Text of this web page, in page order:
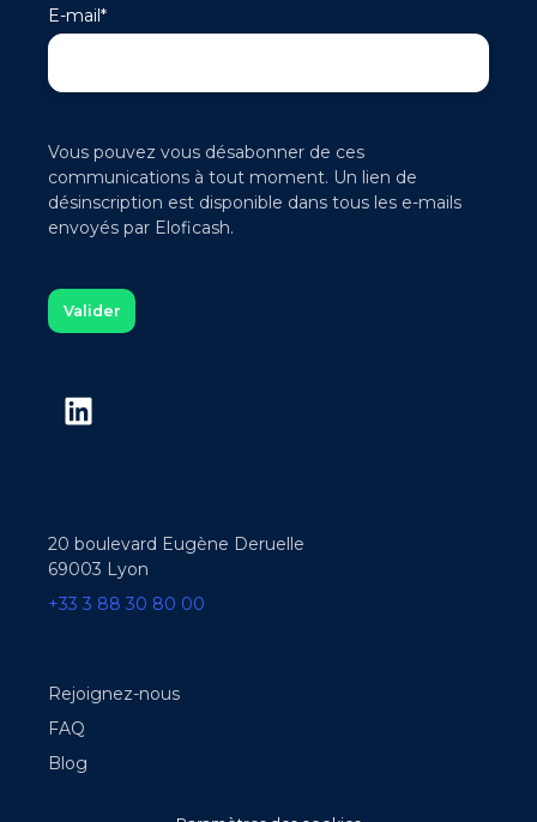
E-mail *
Vous pouvez vous désabonner de ces
communications à tout moment. Un lien de
désinscription est disponible dans tous les e-mails
envoyés par Eloficash.
20 boulevard Eugène Deruelle
69003 Lyon
+33 3 88 30 80 00
Rejoignez-nous
FAQ
Blog